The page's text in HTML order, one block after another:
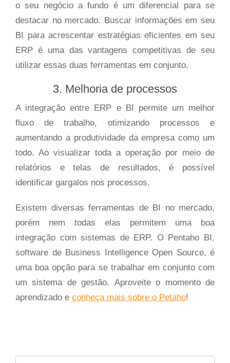
o seu negócio a fundo é um diferencial para se
destacar no mercado. Buscar informações em seu
BI para acrescentar estratégias eficientes em seu
ERP é uma das vantagens competitivas de seu
utilizar essas duas ferramentas em conjunto.
3. Melhoria de processos
A integração entre ERP e BI permite um melhor
fluxo de trabalho, otimizando processos e
aumentando a produtividade da empresa como um
todo. Ao visualizar toda a operação por meio de
relatórios e telas de resultados, é possível
identificar gargalos nos processos.
Existem diversas ferramentas de BI no mercado,
porém nem todas elas permitem uma boa
integração com sistemas de ERP. O Pentaho BI,
software de Business Intelligence Open Source, é
uma boa opção para se trabalhar em conjunto com
um sistema de gestão. Aproveite o momento de
aprendizado e conheça mais sobre o Petaho!